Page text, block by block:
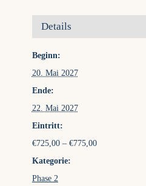
Details
Beginn:
20. Mai 2027
Ende:
22. Mai 2027
Eintritt:
€725,00 – €775,00
Kategorie:
Phase 2